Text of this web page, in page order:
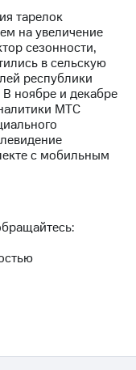
тарелок
на увеличение
сезонности,
в сельскую
республики
ноябре и декабре
МТС
с мобильным